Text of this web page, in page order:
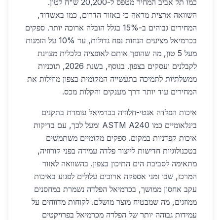
כמו תל אביב המחיר מטפס ל-20,200 ש"ח לטון.
השוואה ארצית מראה כי באזור הדרום, כמו באשדוד,
המחירים גבוהים ב-15% בגלל הובלה ארוכה יותר. ספקים
בכרמיאל מציעים הנחות נפח גדולות, עד 10% על הזמנות
מעל 5 טון, מה שהופך אותם לאופציה כלכלית מצוינת
לקבלנים ועסקים בצפון. בנוסף, בשנת 2026, תוכניות
ממשלתיות לתמיכה בתעשייה המקומית בצפון מוזילות את
המחירים עוד יותר דרך מענקים והקלות מכס.
איכות הפלדה אנטי-חלודה בכרמיאל עומדת בתקנים
בינלאומיים כמו ASTM A240 ומעל לכך, עם בדיקות
איכות קפדניות במקום. ספקים מקומיים משתמשים
בטכנולוגיות חדישות לייצור פלדה עמידה בפני קורוזיה,
מתאימה לסביבת הים התיכון בצפון. בהשוואה לאזור
המרכז, שבו זמני אספקה ארוכים עלולים לפגוע באיכות
עקב אחסון ממושך, בכרמיאל הפלדה נשמרת במחסנים
ממוזגים, מה שמבטיח מוצר מושלם. לקוחות מדווחים על
עמידות גבוהה יותר של הפלדה מכרמיאל בפרויקטים